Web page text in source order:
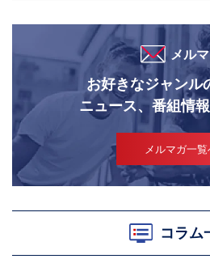
メル
お好きなジャンル
ニュース、番組情
メルマガ一覧
コラム